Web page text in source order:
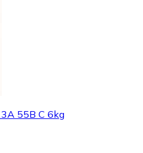
55B C 6kg